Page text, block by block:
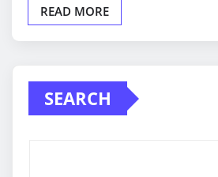
READ MORE
SEARCH